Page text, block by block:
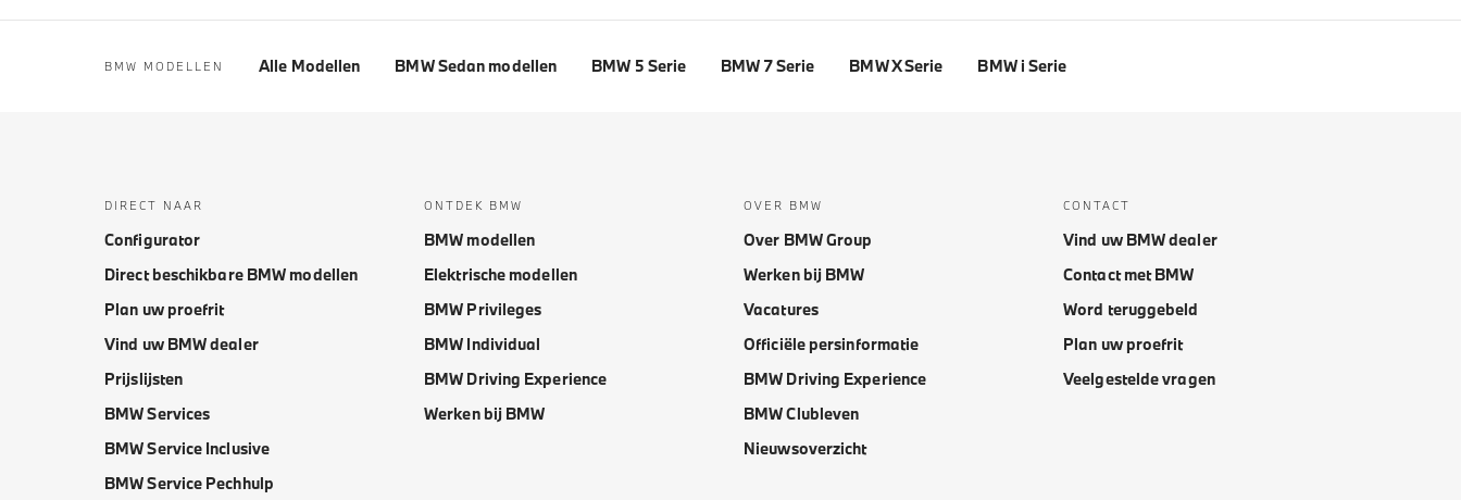
BMW MODELLEN Alle Modellen BMW Sedan modellen BMW 5 Serie BMW 7 Serie BMW X Serie BMW i Serie
DIRECT NAAR
Configurator
Direct beschikbare BMW modellen
Plan uw proefrit
Vind uw BMW dealer
Prijslijsten
BMW Services
BMW Service Inclusive
BMW Service Pechhulp
ONTDEK BMW
BMW modellen
Elektrische modellen
BMW Privileges
BMW Individual
BMW Driving Experience
Werken bij BMW
OVER BMW
Over BMW Group
Werken bij BMW
Vacatures
Officiële persinformatie
BMW Driving Experience
BMW Clubleven
Nieuwsoverzicht
CONTACT
Vind uw BMW dealer
Contact met BMW
Word teruggebeld
Plan uw proefrit
Veelgestelde vragen